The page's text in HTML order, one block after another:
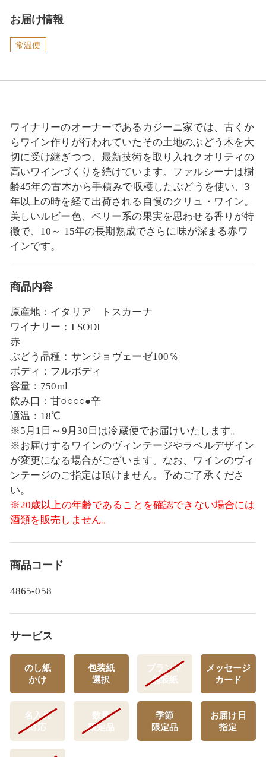
お届け情報
常温便
ワイナリーのオーナーであるカジーニ家では、古くか
らワイン作りが行われていたその土地のぶどう木を大
切に受け継ぎつつ、最新技術を取り入れクオリティの
高いワインづくりを続けています。ファルシーナは樹
齢45年の古木から手積みで収穫したぶどうを使い、3
年以上の時を経て出荷される自慢のクリュ・ワイン。
美しいルビー色、ベリー系の果実を思わせる香りが特
徴で、10～ 15年の長期熟成でさらに味が深まる赤ワ
インです。
商品内容
原産地：イタリア トスカーナ
ワイナリー：I SODI
赤
ぶどう品種：サンジョヴェーゼ100％
ボディ：フルボディ
容量：750ml
飲み口：甘○○○○●辛
適温：18℃
※5月1日～9月30日は冷蔵便でお届けいたします。
※お届けするワインのヴィンテージやラベルデザイン
が変更になる場合がございます。なお、ワインのヴィ
ンテージのご指定は頂けません。予めご了承くださ
い。
※20歳以上の年齢であることを確認できない場合には
酒類を販売しません。
商品コード
4865-058
サービス
のし紙
かけ
包装紙
選択
ブランド
包装紙
メッセージ
カード
名入れ
対応
数量
限定品
季節
限定品
お届け日
指定